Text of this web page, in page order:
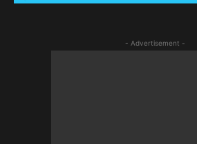
- Advertisement -